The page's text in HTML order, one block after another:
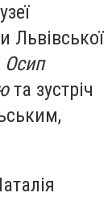
Львівської
Осип
та зустріч